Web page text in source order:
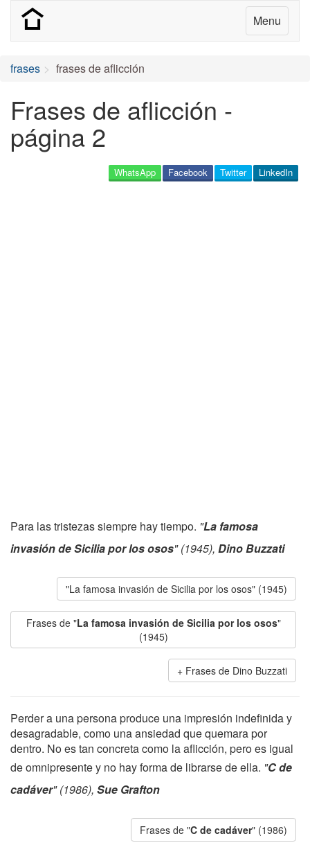
Menu
frases frases de aflicción
Frases de aflicción -
página 2
LinkedIn
Twitter
Facebook
WhatsApp
Para las tristezas siempre hay tiempo. "La famosa
invasión de Sicilia por los osos" (1945), Dino Buzzati
"La famosa invasión de Sicilia por los osos" (1945)
Frases de "La famosa invasión de Sicilia por los osos"
(1945)
Frases de Dino Buzzati
Perder a una persona produce una impresión indefinida y
desagradable, como una ansiedad que quemara por
dentro. No es tan concreta como la aflicción, pero es igual
de omnipresente y no hay forma de librarse de ella. "C de
cadáver" (1986), Sue Grafton
Frases de "C de cadáver" (1986)